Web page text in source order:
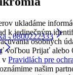
ukladáme
k jedinečným
osobných
voľbou Prijať alebo
v Pravidlách pre
našim
- 0800222333